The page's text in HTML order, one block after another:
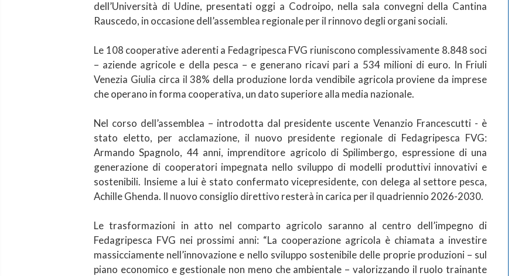
dell’Università di Udine, presentati oggi a Codroipo, nella sala convegni della Cantina
Rauscedo, in occasione dell’assemblea regionale per il rinnovo degli organi sociali.
Le 108 cooperative aderenti a Fedagripesca FVG riuniscono complessivamente 8.848 soci
– aziende agricole e della pesca – e generano ricavi pari a 534 milioni di euro. In Friuli
Venezia Giulia circa il 38% della produzione lorda vendibile agricola proviene da imprese
che operano in forma cooperativa, un dato superiore alla media nazionale.
Nel corso dell’assemblea – introdotta dal presidente uscente Venanzio Francescutti - è
stato eletto, per acclamazione, il nuovo presidente regionale di Fedagripesca FVG:
Armando Spagnolo, 44 anni, imprenditore agricolo di Spilimbergo, espressione di una
generazione di cooperatori impegnata nello sviluppo di modelli produttivi innovativi e
sostenibili. Insieme a lui è stato confermato vicepresidente, con delega al settore pesca,
Achille Ghenda. Il nuovo consiglio direttivo resterà in carica per il quadriennio 2026-2030.
Le trasformazioni in atto nel comparto agricolo saranno al centro dell’impegno di
Fedagripesca FVG nei prossimi anni: “La cooperazione agricola è chiamata a investire
massicciamente nell’innovazione e nello sviluppo sostenibile delle proprie produzioni – sul
piano economico e gestionale non meno che ambientale – valorizzando il ruolo trainante